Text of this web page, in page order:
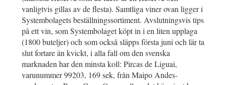
vanligtvis gillas av de flesta). Samtliga viner ovan ligger i
Systembolagets beställningssortiment. Avslutningsvis tips
på ett vin, som Systembolaget köpt in i en liten upplaga
(1800 buteljer) och som också släpps första juni och lär ta
slut fortare än kvickt, i alla fall om den svenska
marknaden har den minsta koll: Pircas de Liguai,
varunummer 99203, 169 sek, från Maipo Andes-